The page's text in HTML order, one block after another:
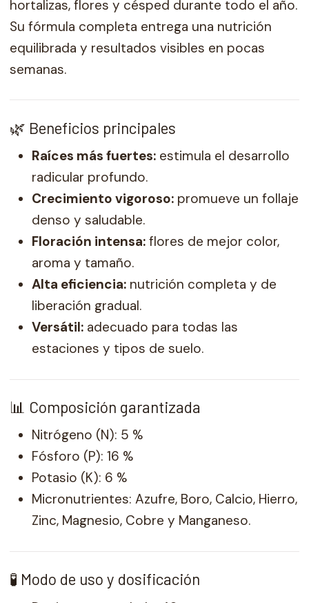
hortalizas, flores y césped durante todo el año.
Su fórmula completa entrega una nutrición
equilibrada y resultados visibles en pocas
semanas.
🌿 Beneficios principales
Raíces más fuertes: estimula el desarrollo
radicular profundo.
Crecimiento vigoroso: promueve un follaje
denso y saludable.
Floración intensa: flores de mejor color,
aroma y tamaño.
Alta eficiencia: nutrición completa y de
liberación gradual.
Versátil: adecuado para todas las
estaciones y tipos de suelo.
📊 Composición garantizada
Nitrógeno (N): 5 %
Fósforo (P): 16 %
Potasio (K): 6 %
Micronutrientes: Azufre, Boro, Calcio, Hierro,
Zinc, Magnesio, Cobre y Manganeso.
🧪 Modo de uso y dosificación